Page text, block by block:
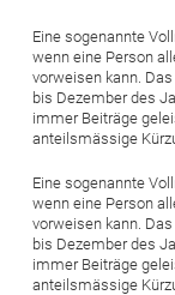
Eine sogenannte
wenn eine Person
vorweisen kann.
bis Dezember des
immer Beiträge
anteilsmässige
Eine sogenannte
wenn eine Person
vorweisen kann.
bis Dezember des
immer Beiträge
anteilsmässige